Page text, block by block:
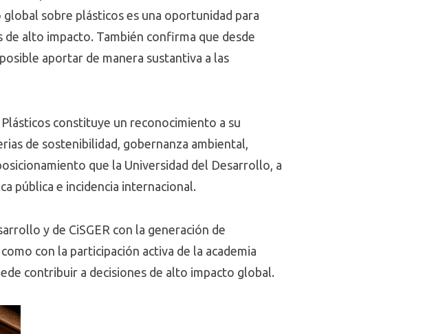
sobre plásticos es una oportunidad para
alto impacto. También confirma que desde
aportar de manera sustantiva a las
constituye un reconocimiento a su
de sostenibilidad, gobernanza ambiental,
que la Universidad del Desarrollo, a
pública e incidencia internacional.
y de CiSGER con la generación de
con la participación activa de la academia
contribuir a decisiones de alto impacto global.